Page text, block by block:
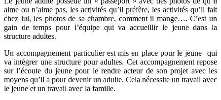
aime ou n’aime pas, les activités qu’il préfère, les activités qu’il fait
chez lui, les photos de sa chambre, comment il mange…. C’est un
gain de temps pour l’équipe qui va accueillir le jeune dans la
structure adultes.
Un accompagnement particulier est mis en place pour le jeune qui
va intégrer une structure pour adultes. Cet accompagnement repose
sur l’écoute du jeune pour le rendre acteur de son projet avec les
moyens qu’il a pour devenir un adulte. Cela nécessite un travail avec
le jeune et un travail avec la famille.